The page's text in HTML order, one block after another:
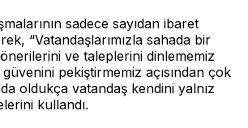
sadece sayıdan ibaret
“Vatandaşlarımızla sahada bir
ve taleplerini dinlememiz
pekiştirmemiz açısından çok
oldukça vatandaş kendini yalnız
kullandı.